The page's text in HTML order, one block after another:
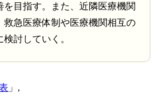
を目指す。また、近隣医療機関
救急医療体制や医療機関相互の
討していく。
,